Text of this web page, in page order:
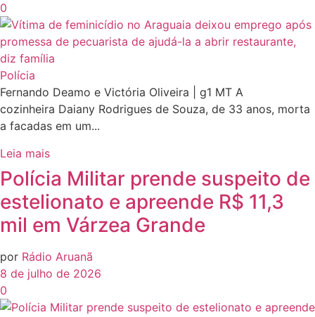
0
Polícia
Fernando Deamo e Victória Oliveira | g1 MT A
cozinheira Daiany Rodrigues de Souza, de 33 anos, morta
a facadas em um...
Leia mais
Polícia Militar prende suspeito de
estelionato e apreende R$ 11,3
mil em Várzea Grande
por Rádio Aruanã
8 de julho de 2026
0